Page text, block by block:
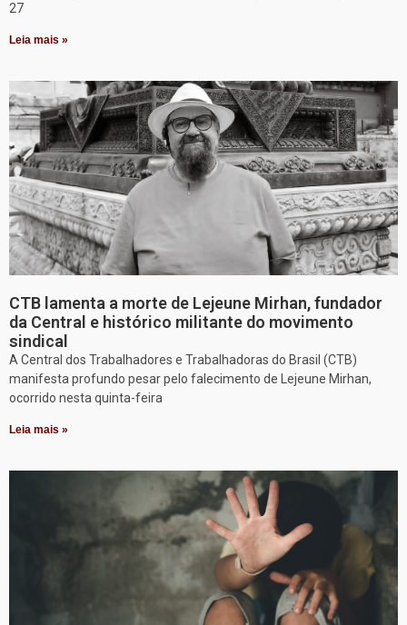
27
Leia mais »
CTB lamenta a morte de Lejeune Mirhan, fundador
da Central e histórico militante do movimento
sindical
A Central dos Trabalhadores e Trabalhadoras do Brasil (CTB)
manifesta profundo pesar pelo falecimento de Lejeune Mirhan,
ocorrido nesta quinta-feira
Leia mais »